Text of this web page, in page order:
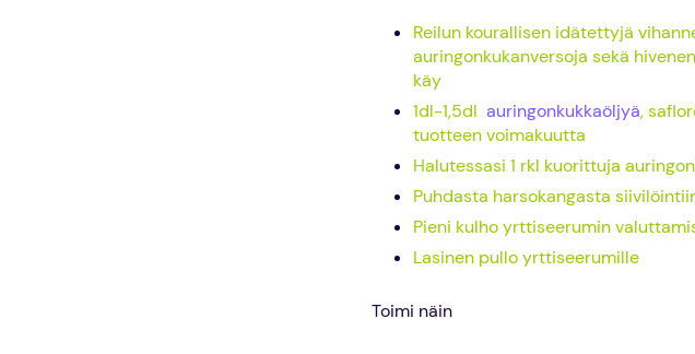
Reilun kourallisen idätettyjä
auringonkukanversoja sekä
käy
1dl-1,5dl auringonkukkaöljyä,
tuotteen voimakuutta
Halutessasi 1 rkl kuorittuja
Puhdasta harsokangasta
Pieni kulho yrttiseerumin
Lasinen pullo yrttiseerumille
Toimi näin